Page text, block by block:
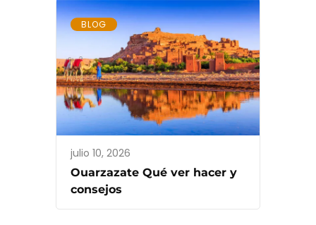
BLOG
julio 10, 2026
Ouarzazate Qué ver hacer y
consejos